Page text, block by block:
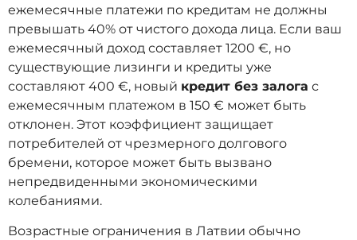
ежемесячные платежи по кредитам не должны
превышать 40% от чистого дохода лица. Если ваш
ежемесячный доход составляет 1200 €, но
существующие лизинги и кредиты уже
составляют 400 €, новый кредит без залога с
ежемесячным платежом в 150 € может быть
отклонен. Этот коэффициент защищает
потребителей от чрезмерного долгового
бремени, которое может быть вызвано
непредвиденными экономическими
колебаниями.
Возрастные ограничения в Латвии обычно